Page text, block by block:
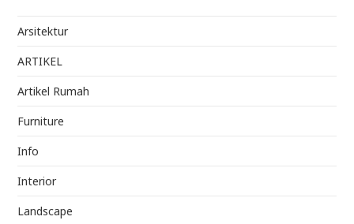
Arsitektur
ARTIKEL
Artikel Rumah
Furniture
Info
Interior
Landscape